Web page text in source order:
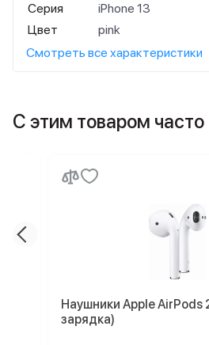
Серия
iPhone 13
Цвет
pink
Смотреть все характеристики
С этим товаром
Наушники Apple AirPods
зарядка)